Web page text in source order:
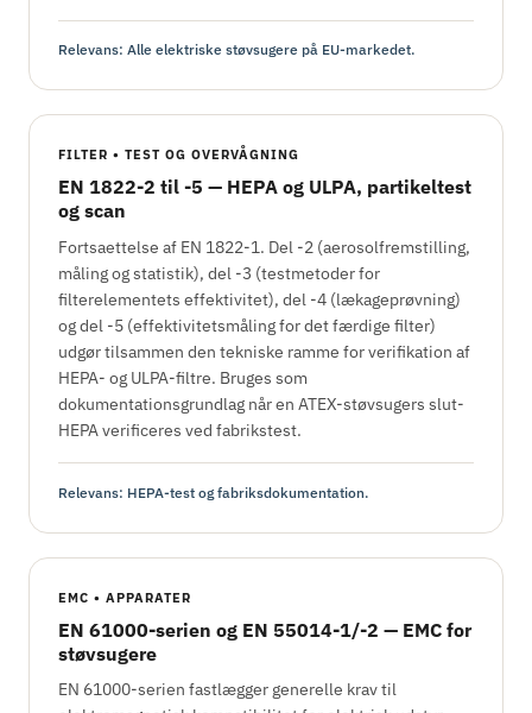
Relevans: Alle elektriske støvsugere på EU-markedet.
FILTER • TEST OG OVERVÅGNING
EN 1822-2 til -5 — HEPA og ULPA, partikeltest
og scan
Fortsaettelse af EN 1822-1. Del -2 (aerosolfremstilling,
måling og statistik), del -3 (testmetoder for
filterelementets effektivitet), del -4 (lækageprøvning)
og del -5 (effektivitetsmåling for det færdige filter)
udgør tilsammen den tekniske ramme for verifikation af
HEPA- og ULPA-filtre. Bruges som
dokumentationsgrundlag når en ATEX-støvsugers slut-
HEPA verificeres ved fabrikstest.
Relevans: HEPA-test og fabriksdokumentation.
EMC • APPARATER
EN 61000-serien og EN 55014-1/-2 — EMC for
støvsugere
EN 61000-serien fastlægger generelle krav til